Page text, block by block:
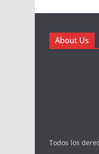
About Us
Todos los